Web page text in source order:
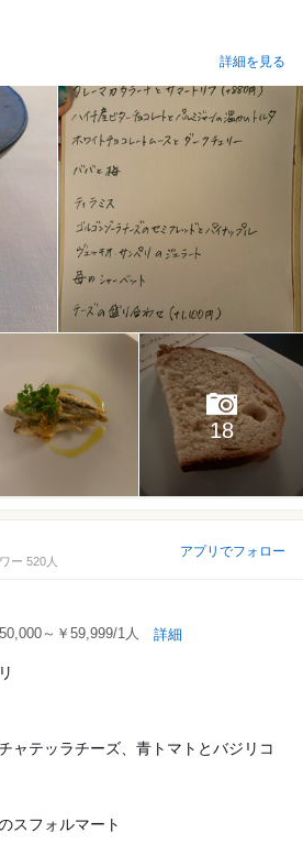
詳細を見る
18
ー 520人
アプリでフォロー
～￥59,999/1人 詳細
ャテッラチーズ、青トマトとバジリコ
スフォルマート